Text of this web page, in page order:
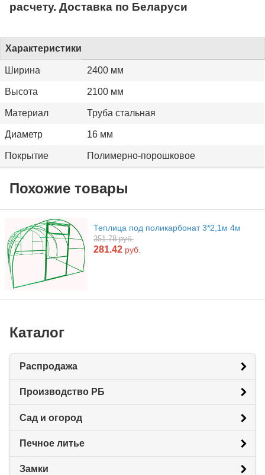
расчету. Доставка по Беларуси
Характеристики
Ширина 2400 мм
Высота 2100 мм
Материал Труба стальная
Диаметр 16 мм
Покрытие Полимерно-порошковое
Похожие товары
Теплица под поликарбонат 3*2,1м 4м
351.78 руб.
281.42 руб.
Каталог
Распродажа
Производство РБ
Сад и огород
Печное литье
Замки